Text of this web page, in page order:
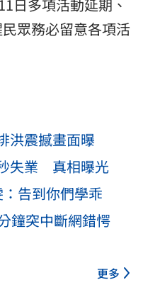
日多項活動延期、
眾務必留意各項活
洪震撼畫面曝
失業 真相曝光
告到你們學乖
鐘突中斷網錯愕
更多